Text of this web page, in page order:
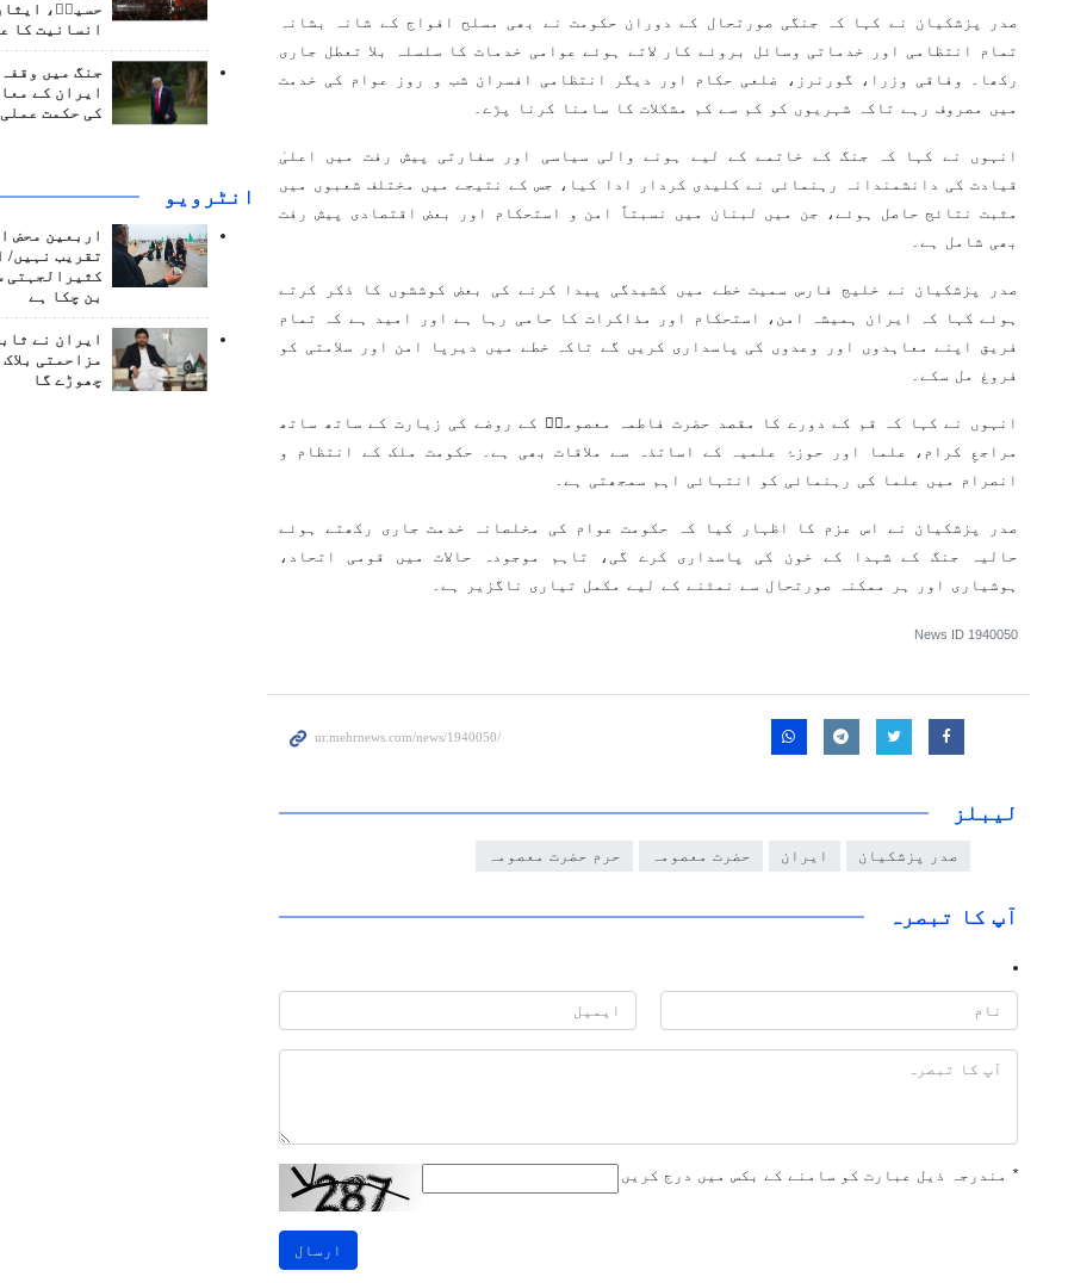
صدر پزشکیان نے کہا کہ جنگی صورتحال کے دوران حکومت نے بھی مسلح افواج کے شانہ بشانہ
تمام انتظامی اور خدماتی وسائل بروئے کار لاتے ہوئے عوامی خدمات کا سلسلہ بلا تعطل جاری
رکھا۔ وفاقی وزرا، گورنرز، ضلعی حکام اور دیگر انتظامی افسران شب و روز عوام کی خدمت
میں مصروف رہے تاکہ شہریوں کو کم سے کم مشکلات کا سامنا کرنا پڑے۔
انہوں نے کہا کہ جنگ کے خاتمے کے لیے ہونے والی سیاسی اور سفارتی پیش رفت میں اعلیٰ
قیادت کی دانشمندانہ رہنمائی نے کلیدی کردار ادا کیا، جس کے نتیجے میں مختلف شعبوں میں
مثبت نتائج حاصل ہوئے، جن میں لبنان میں نسبتاً امن و استحکام اور بعض اقتصادی پیش رفت
بھی شامل ہے۔
صدر پزشکیان نے خلیج فارس سمیت خطے میں کشیدگی پیدا کرنے کی بعض کوششوں کا ذکر کرتے
ہوئے کہا کہ ایران ہمیشہ امن، استحکام اور مذاکرات کا حامی رہا ہے اور امید ہے کہ تمام
فریق اپنے معاہدوں اور وعدوں کی پاسداری کریں گے تاکہ خطے میں دیرپا امن اور سلامتی کو
فروغ مل سکے۔
انہوں نے کہا کہ قم کے دورے کا مقصد حضرت فاطمہ معصومہؑ کے روضے کی زیارت کے ساتھ ساتھ
مراجعِ کرام، علما اور حوزۂ علمیہ کے اساتذہ سے ملاقات بھی ہے۔ حکومت ملک کے انتظام و
انصرام میں علما کی رہنمائی کو انتہائی اہم سمجھتی ہے۔
صدر پزشکیان نے اس عزم کا اظہار کیا کہ حکومت عوام کی مخلصانہ خدمت جاری رکھتے ہوئے
حالیہ جنگ کے شہدا کے خون کی پاسداری کرے گی، تاہم موجودہ حالات میں قومی اتحاد،
ہوشیاری اور ہر ممکنہ صورتحال سے نمٹنے کے لیے مکمل تیاری ناگزیر ہے۔
News ID 1940050
لیبلز
صدر پزشکیان ایران حضرت معصومہ حرم حضرت معصومہ
آپ کا تبصرہ
* مندرجہ ذیل عبارت کو سامنے کے بکس میں درج کریں
ارسال
حسینؑ،
انسانیت کا
جنگ میں
ایران کے
کی حکمت
انٹرويو
اربعین محض
تقریب نہیں/
کثیرالجہتی
بن چکا ہے
ایران نے
مزاحمتی
چھوڑے گا